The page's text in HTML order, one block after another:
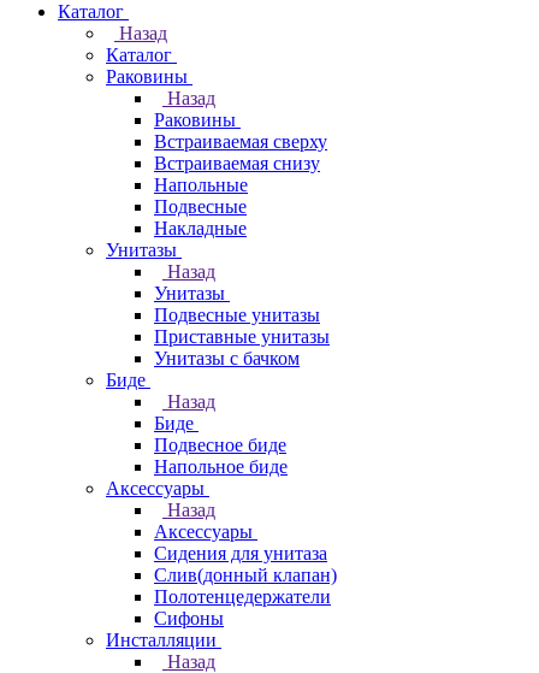
Каталог
Назад
Каталог
Раковины
Назад
Раковины
Встраиваемая сверху
Встраиваемая снизу
Напольные
Подвесные
Накладные
Унитазы
Назад
Унитазы
Подвесные унитазы
Приставные унитазы
Унитазы с бачком
Биде
Назад
Биде
Подвесное биде
Напольное биде
Аксессуары
Назад
Аксессуары
Сидения для унитаза
Слив(донный клапан)
Полотенцедержатели
Сифоны
Инсталляции
Назад